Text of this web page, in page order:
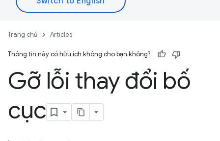
Trang chủ Articles
Thông tin này có hữu ích không cho bạn không?
Gỡ lỗi thay đổi bố
cục